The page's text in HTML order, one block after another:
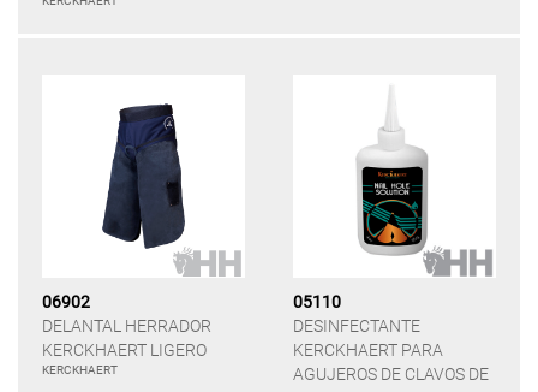
06902
DELANTAL HERRADOR
KERCKHAERT LIGERO
KERCKHAERT
05110
DESINFECTANTE
KERCKHAERT PARA
AGUJEROS DE CLAVOS DE